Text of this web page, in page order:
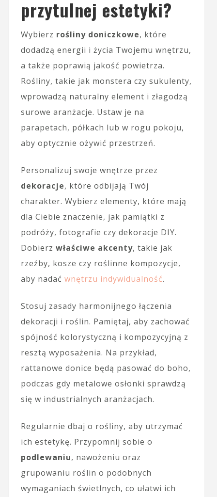
przytulnej estetyki?
Wybierz rośliny doniczkowe, które
dodadzą energii i życia Twojemu wnętrzu,
a także poprawią jakość powietrza.
Rośliny, takie jak monstera czy sukulenty,
wprowadzą naturalny element i złagodzą
surowe aranżacje. Ustaw je na
parapetach, półkach lub w rogu pokoju,
aby optycznie ożywić przestrzeń.
Personalizuj swoje wnętrze przez
dekoracje, które odbijają Twój
charakter. Wybierz elementy, które mają
dla Ciebie znaczenie, jak pamiątki z
podróży, fotografie czy dekoracje DIY.
Dobierz właściwe akcenty, takie jak
rzeźby, kosze czy roślinne kompozycje,
aby nadać wnętrzu indywidualność.
Stosuj zasady harmonijnego łączenia
dekoracji i roślin. Pamiętaj, aby zachować
spójność kolorystyczną i kompozycyjną z
resztą wyposażenia. Na przykład,
rattanowe donice będą pasować do boho,
podczas gdy metalowe osłonki sprawdzą
się w industrialnych aranżacjach.
Regularnie dbaj o rośliny, aby utrzymać
ich estetykę. Przypomnij sobie o
podlewaniu, nawożeniu oraz
grupowaniu roślin o podobnych
wymaganiach świetlnych, co ułatwi ich